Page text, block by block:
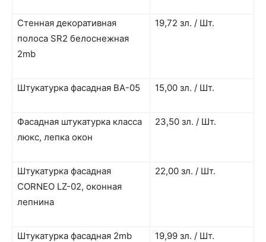
Стенная декоративная
полоса SR2 белоснежная
2mb
19,72 зл. / Шт.
Штукатурка фасадная BA-05 15,00 зл. / Шт.
Фасадная штукатурка класса
люкс, лепка окон
23,50 зл. / Шт.
Штукатурка фасадная
CORNEO LZ-02, оконная
лепнина
22,00 зл. / Шт.
Штукатурка фасадная 2mb
19,99 зл. / Шт.